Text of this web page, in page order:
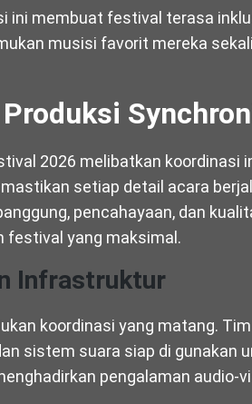
ini membuat festival terasa
musisi favorit mereka
2026 melibatkan koordinasi
setiap detail acara
pencahayaan, dan
festival yang maksimal.
Infrastruktur
koordinasi yang matang.
sistem suara siap di gunakan
pengalaman audio-